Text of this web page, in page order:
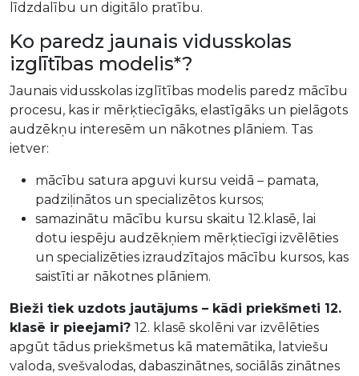
līdzdalību un digitālo pratību.
Ko paredz jaunais vidusskolas
izglītības modelis*?
Jaunais vidusskolas izglītības modelis paredz mācību
procesu, kas ir mērķtiecīgāks, elastīgāks un pielāgots
audzēkņu interesēm un nākotnes plāniem. Tas
ietver:
mācību satura apguvi kursu veidā – pamata,
padziļinātos un specializētos kursos;
samazinātu mācību kursu skaitu 12.klasē, lai
dotu iespēju audzēkņiem mērķtiecīgi izvēlēties
un specializēties izraudzītajos mācību kursos, kas
saistīti ar nākotnes plāniem.
Bieži tiek uzdots jautājums – kādi priekšmeti 12.
klasē ir pieejami? 12. klasē skolēni var izvēlēties
apgūt tādus priekšmetus kā matemātika, latviešu
valoda, svešvalodas, dabaszinātnes, sociālās zinātnes